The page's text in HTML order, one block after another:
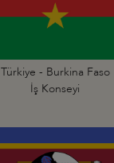
Türkiye - Burkina Faso
İş Konseyi